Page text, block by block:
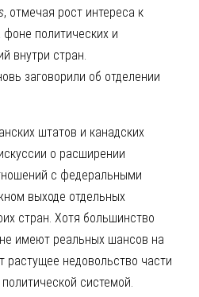
, отмечая рост интереса к
политических и
внутри стран.
заговорили об отделении
штатов и канадских
о расширении
с федеральными
выходе отдельных
стран. Хотя большинство
имеют реальных шансов на
недовольство части
системой.